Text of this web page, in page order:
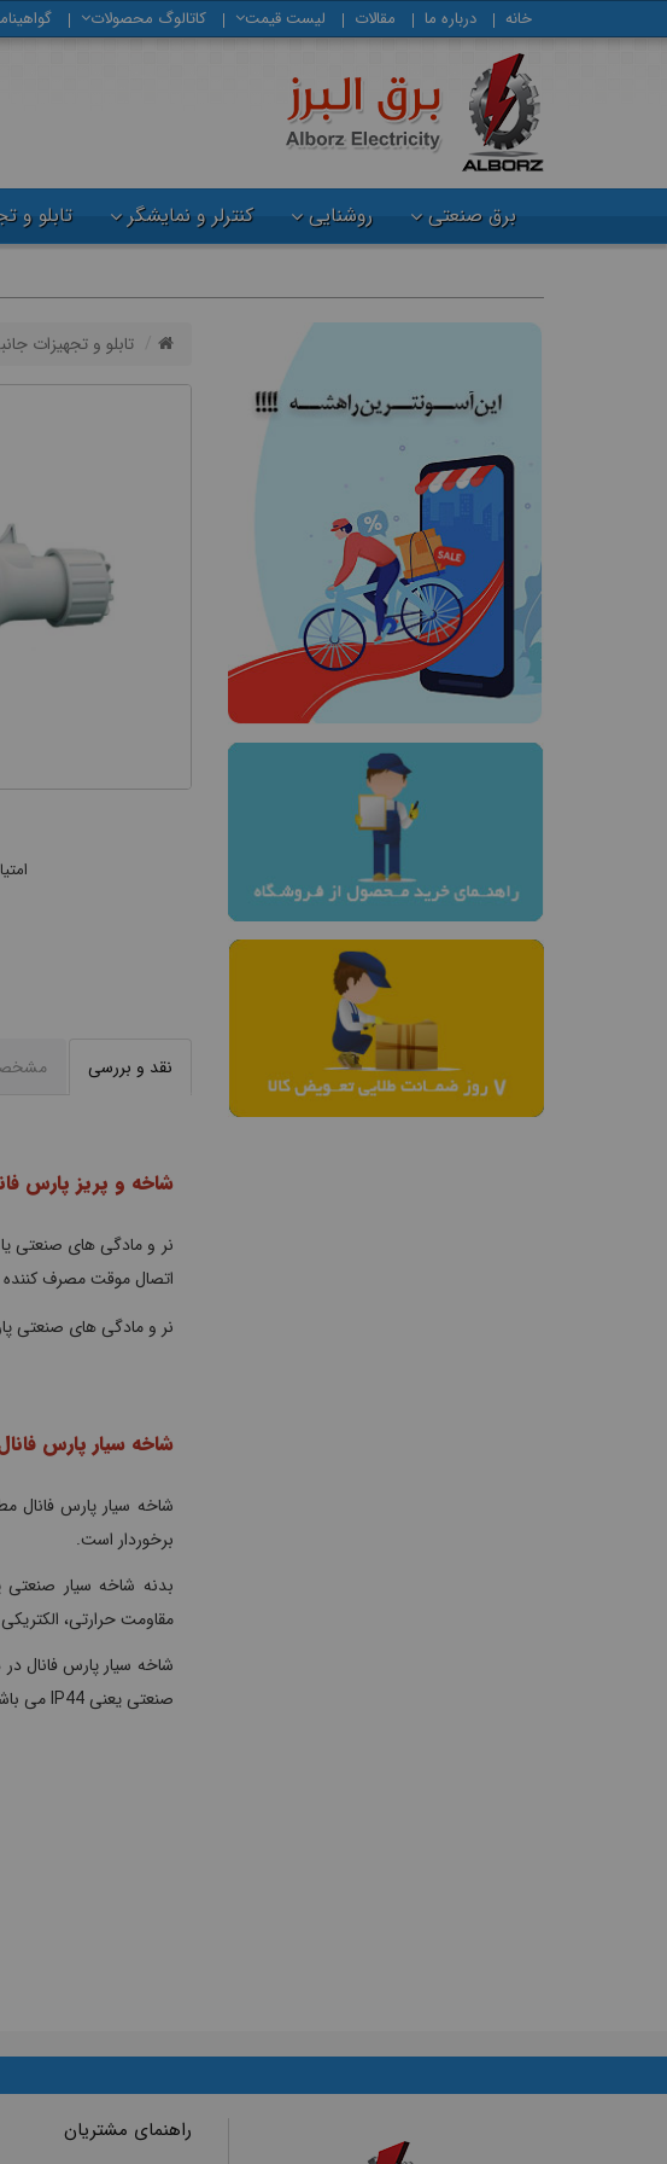
خانه درباره ما مقالات لیست قیمت كاتالوگ محصولات
برق صنعتی روشنایی کنترلر و نمایشگر تابلو و
تابلو و تجهیزات
نقد و بررسی
شاخه و پریز پارس
نر و مادگی های صنعتی یا
اتصال موقت مصرف کننده
نر و مادگی های صنعتی
شاخه سیار پارس
برخوردار است.
بدنه شاخه سیار صنعتی
مقاومت حرارتی،
صنعتی یعنی IP44 می باشد.
راهنمای مشتریان